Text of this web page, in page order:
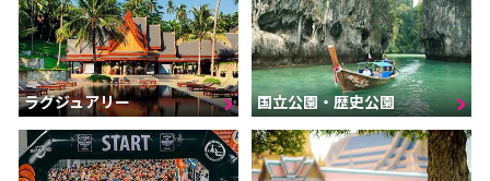
ラグジュアリー 国立公園・歴史公園